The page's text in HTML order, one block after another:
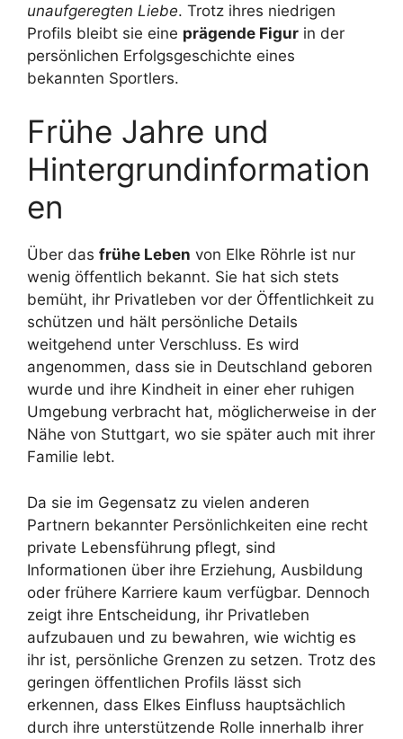
unaufgeregten Liebe. Trotz ihres niedrigen
Profils bleibt sie eine prägende Figur in der
persönlichen Erfolgsgeschichte eines
bekannten Sportlers.
Frühe Jahre und
Hintergrundinformation
en
Über das frühe Leben von Elke Röhrle ist nur
wenig öffentlich bekannt. Sie hat sich stets
bemüht, ihr Privatleben vor der Öffentlichkeit zu
schützen und hält persönliche Details
weitgehend unter Verschluss. Es wird
angenommen, dass sie in Deutschland geboren
wurde und ihre Kindheit in einer eher ruhigen
Umgebung verbracht hat, möglicherweise in der
Nähe von Stuttgart, wo sie später auch mit ihrer
Familie lebt.
Da sie im Gegensatz zu vielen anderen
Partnern bekannter Persönlichkeiten eine recht
private Lebensführung pflegt, sind
Informationen über ihre Erziehung, Ausbildung
oder frühere Karriere kaum verfügbar. Dennoch
zeigt ihre Entscheidung, ihr Privatleben
aufzubauen und zu bewahren, wie wichtig es
ihr ist, persönliche Grenzen zu setzen. Trotz des
geringen öffentlichen Profils lässt sich
erkennen, dass Elkes Einfluss hauptsächlich
durch ihre unterstützende Rolle innerhalb ihrer